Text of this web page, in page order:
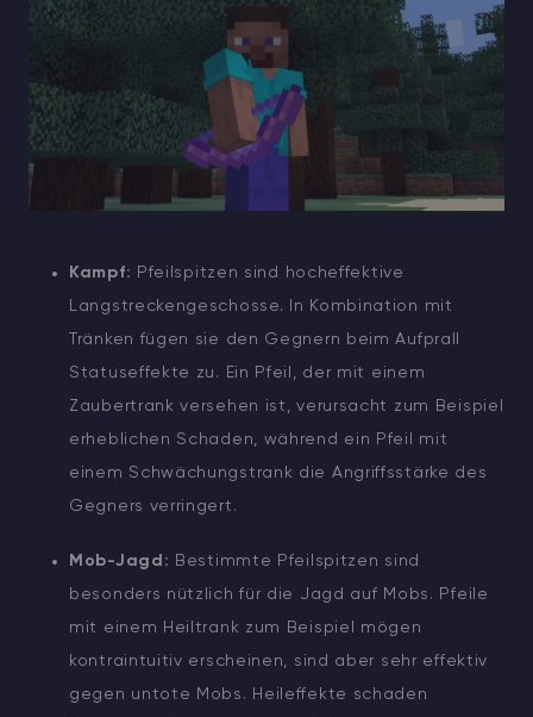
Kampf: Pfeilspitzen sind hocheffektive
Langstreckengeschosse. In Kombination mit
Tränken fügen sie den Gegnern beim Aufprall
Statuseffekte zu. Ein Pfeil, der mit einem
Zaubertrank versehen ist, verursacht zum Beispiel
erheblichen Schaden, während ein Pfeil mit
einem Schwächungstrank die Angriffsstärke des
Gegners verringert.
Mob-Jagd: Bestimmte Pfeilspitzen sind
besonders nützlich für die Jagd auf Mobs. Pfeile
mit einem Heiltrank zum Beispiel mögen
kontraintuitiv erscheinen, sind aber sehr effektiv
gegen untote Mobs. Heileffekte schaden